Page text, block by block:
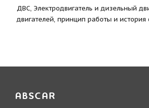
ДВС, Электродвигатель и дизельный
двигателей, принцип работы и история
ABSCAR